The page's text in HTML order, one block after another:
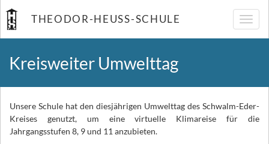
THEODOR-HEUSS-SCHULE
Kreisweiter Umwelttag
Unsere Schule hat den diesjährigen Umwelttag des Schwalm-Eder-
Kreises genutzt, um eine virtuelle Klimareise für die
Jahrgangsstufen 8, 9 und 11 anzubieten.